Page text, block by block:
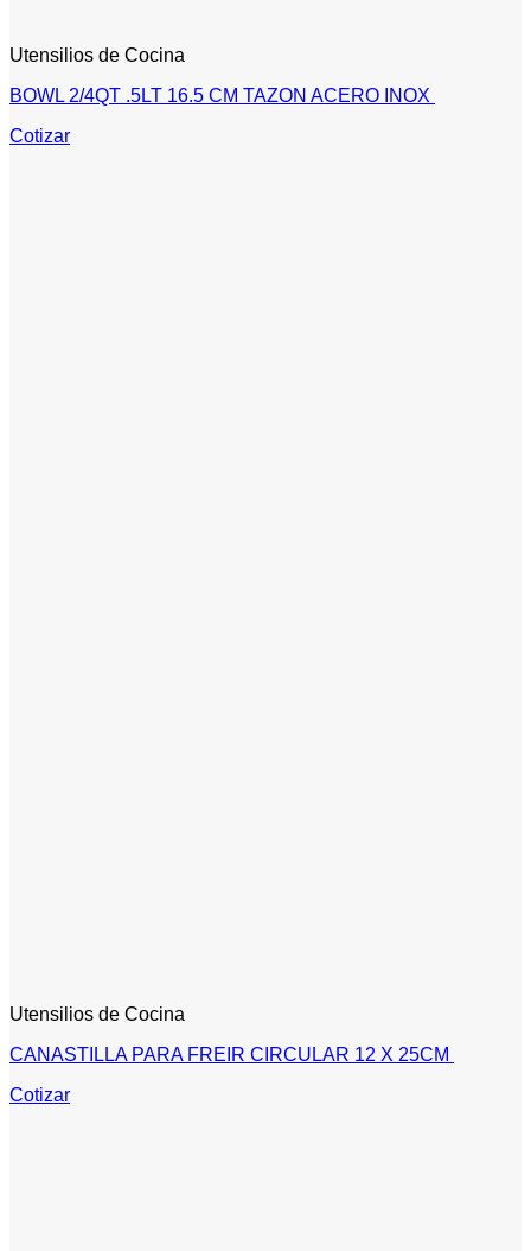
Utensilios de Cocina
BOWL 2/4QT .5LT 16.5 CM TAZON ACERO INOX
Cotizar
Utensilios de Cocina
CANASTILLA PARA FREIR CIRCULAR 12 X 25CM
Cotizar